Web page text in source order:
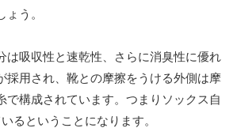
う。
は吸収性と速乾性、さらに消臭性に優れ
採用され、靴との摩擦をうける外側は摩
で構成されています。つまりソックス自
るということになります。